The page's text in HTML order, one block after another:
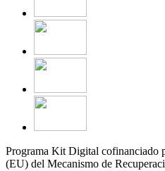
Programa Kit Digital cofinanciado
(EU) del Mecanismo de